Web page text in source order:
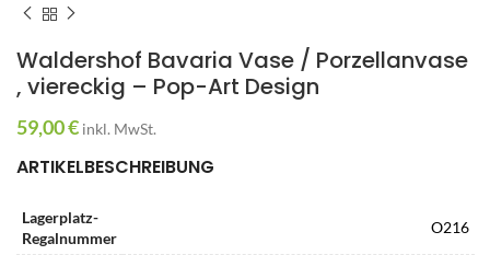
Waldershof Bavaria Vase / Porzellanvase
, viereckig – Pop-Art Design
59,00€ inkl. MwSt.
ARTIKELBESCHREIBUNG
Lagerplatz-
Regalnummer
O216